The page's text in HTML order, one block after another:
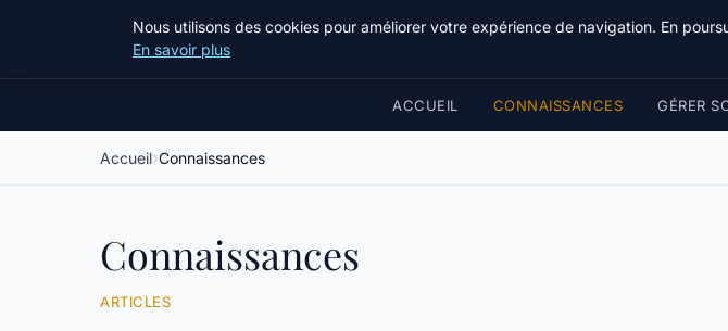
Bible
ACCUEIL CONNAISSANCES GÉRER
Accueil Connaissances
Connaissances
ARTICLES
Nous utilisons des cookies pour améliorer votre expérience de navigation. En
En savoir plus